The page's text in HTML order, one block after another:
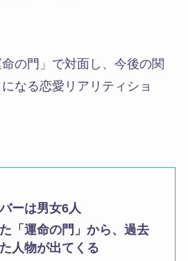
の門」で対面し、今後の関
なる恋愛リアリティショ
ーは男女6人
「運命の門」から、過去
人物が出てくる